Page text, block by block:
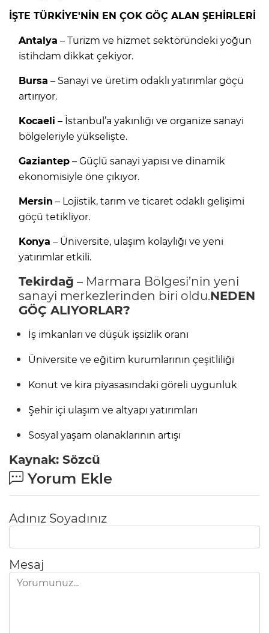
İŞTE TÜRKİYE'NİN EN ÇOK GÖÇ ALAN ŞEHİRLERİ
Antalya – Turizm ve hizmet sektöründeki yoğun
istihdam dikkat çekiyor.
Bursa – Sanayi ve üretim odaklı yatırımlar göçü
artırıyor.
Kocaeli – İstanbul’a yakınlığı ve organize sanayi
bölgeleriyle yükselişte.
Gaziantep – Güçlü sanayi yapısı ve dinamik
ekonomisiyle öne çıkıyor.
Mersin – Lojistik, tarım ve ticaret odaklı gelişimi
göçü tetikliyor.
Konya – Üniversite, ulaşım kolaylığı ve yeni
yatırımlar etkili.
Tekirdağ – Marmara Bölgesi’nin yeni
sanayi merkezlerinden biri oldu.NEDEN
GÖÇ ALIYORLAR?
İş imkanları ve düşük işsizlik oranı
Üniversite ve eğitim kurumlarının çeşitliliği
Konut ve kira piyasasındaki göreli uygunluk
Şehir içi ulaşım ve altyapı yatırımları
Sosyal yaşam olanaklarının artışı
Kaynak: Sözcü
Yorum Ekle
Adınız Soyadınız
Mesaj